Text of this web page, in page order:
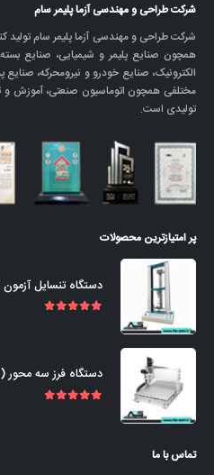
شرکت طراحی و مهندسی آزما پلیمر سام
شرکت طراحی و مهندسی آزما پلیمر سام تولید
همچون صنایع پلیمر و شیمیایی، صنایع
الکترونیک، صنایع خودرو و نیرومحرکه،
مختلفی همچون اتوماسیون صنعتی، آموزش و
تولیدی است.
پر امتیازترین محصولات
دستگاه فرز سه محور ( CNC ) رو میزی آزمایشگاهی-صنعتی
تماس با ما